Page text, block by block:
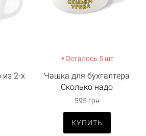
2-х
Осталось 5 шт
Чашка для бухгалтера
Сколько надо
595 грн
КУПИТЬ